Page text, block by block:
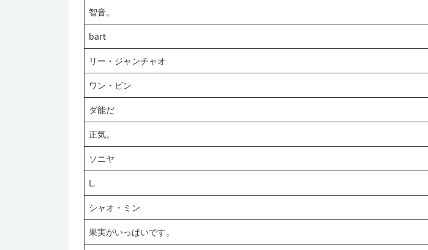
智音。
bart
リー・ジャンチャオ
ワン・ビン
ダ能だ
正気。
ソニヤ
L.
シャオ・ミン
果実がいっぱいです。